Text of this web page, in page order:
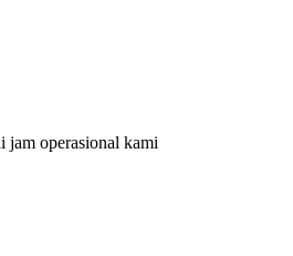
jam operasional kami